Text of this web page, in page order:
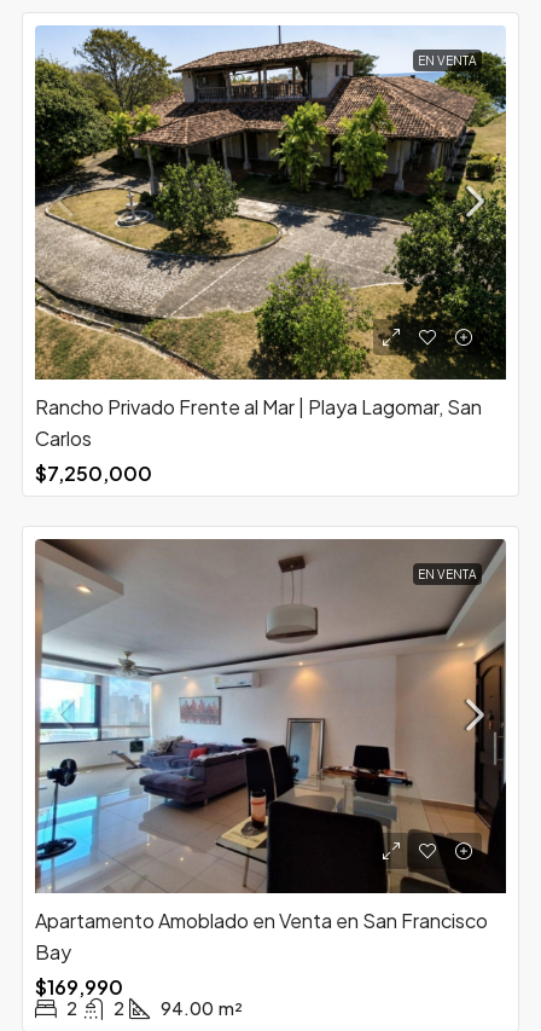
EN VENTA
Rancho Privado Frente al Mar | Playa Lagomar, San
Carlos
$7,250,000
EN VENTA
Apartamento Amoblado en Venta en San Francisco
Bay
$169,990
2 2 94.00 m²